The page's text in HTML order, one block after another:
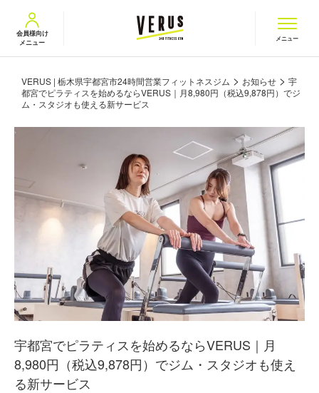
VERUS ヴェルス
会員様向け
メニュー
メニュー
VERUS | 栃木県宇都宮市24時間営業フィットネスジム > お知らせ > 宇
都宮でピラティスを始めるならVERUS｜月8,980円（税込9,878円）でジ
ム・スタジオも使える新サービス
宇都宮でピラティスを始めるならVERUS｜月
8,980円（税込9,878円）でジム・スタジオも使え
る新サービス